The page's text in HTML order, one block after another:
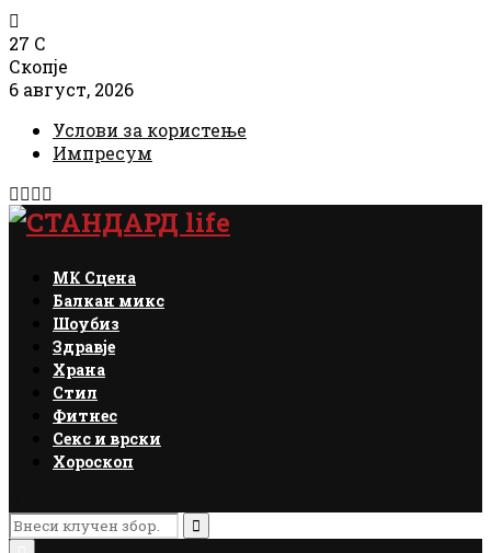
27 C
Скопје
6 август, 2026
Услови за користење
Импресум
Facebook
Instagram
Email
МК Сцена
Балкан микс
Шоубиз
Здравје
Храна
Стил
Фитнес
Секс и врски
Хороскоп
Search
for:
Search